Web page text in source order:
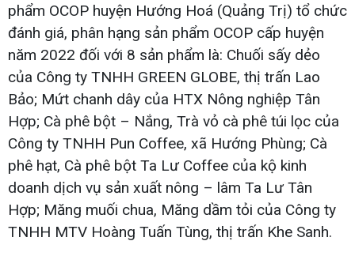
phẩm OCOP huyện Hướng Hoá (Quảng Trị) tổ chức
đánh giá, phân hạng sản phẩm OCOP cấp huyện
năm 2022 đối với 8 sản phẩm là: Chuối sấy dẻo
của Công ty TNHH GREEN GLOBE, thị trấn Lao
Bảo; Mứt chanh dây của HTX Nông nghiệp Tân
Hợp; Cà phê bột – Nắng, Trà vỏ cà phê túi lọc của
Công ty TNHH Pun Coffee, xã Hướng Phùng; Cà
phê hạt, Cà phê bột Ta Lư Coffee của kộ kinh
doanh dịch vụ sản xuất nông – lâm Ta Lư Tân
Hợp; Măng muối chua, Măng dầm tỏi của Công ty
TNHH MTV Hoàng Tuấn Tùng, thị trấn Khe Sanh.